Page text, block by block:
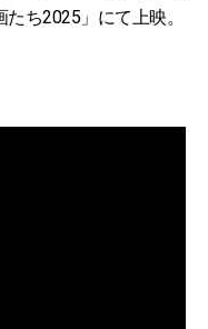
ち2025」にて上映。